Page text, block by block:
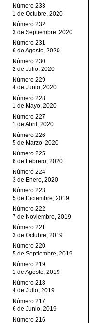
Número 233
1 de Octubre, 2020
Número 232
3 de Septiembre, 2020
Número 231
6 de Agosto, 2020
Número 230
2 de Julio, 2020
Número 229
4 de Junio, 2020
Número 228
1 de Mayo, 2020
Número 227
1 de Abril, 2020
Número 226
5 de Marzo, 2020
Número 225
6 de Febrero, 2020
Número 224
3 de Enero, 2020
Número 223
5 de Diciembre, 2019
Número 222
7 de Noviembre, 2019
Número 221
3 de Octubre, 2019
Número 220
5 de Septiembre, 2019
Número 219
1 de Agosto, 2019
Número 218
4 de Julio, 2019
Número 217
6 de Junio, 2019
Número 216